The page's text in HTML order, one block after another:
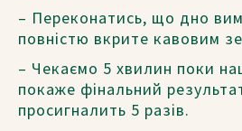
– Переконатись, що дно
повністю вкрите кавовим
– Чекаємо 5 хвилин поки
покаже фінальний
просигналить 5 разів.